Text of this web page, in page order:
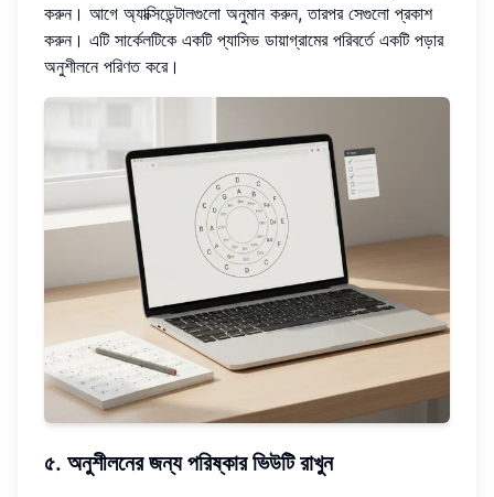
করুন। আগে অ্যাক্সিডেন্টালগুলো অনুমান করুন, তারপর সেগুলো প্রকাশ
করুন। এটি সার্কেলটিকে একটি প্যাসিভ ডায়াগ্রামের পরিবর্তে একটি পড়ার
অনুশীলনে পরিণত করে।
৫. অনুশীলনের জন্য পরিষ্কার ভিউটি রাখুন